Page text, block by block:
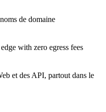
de domaine
with zero egress fees
et des API, partout dans le